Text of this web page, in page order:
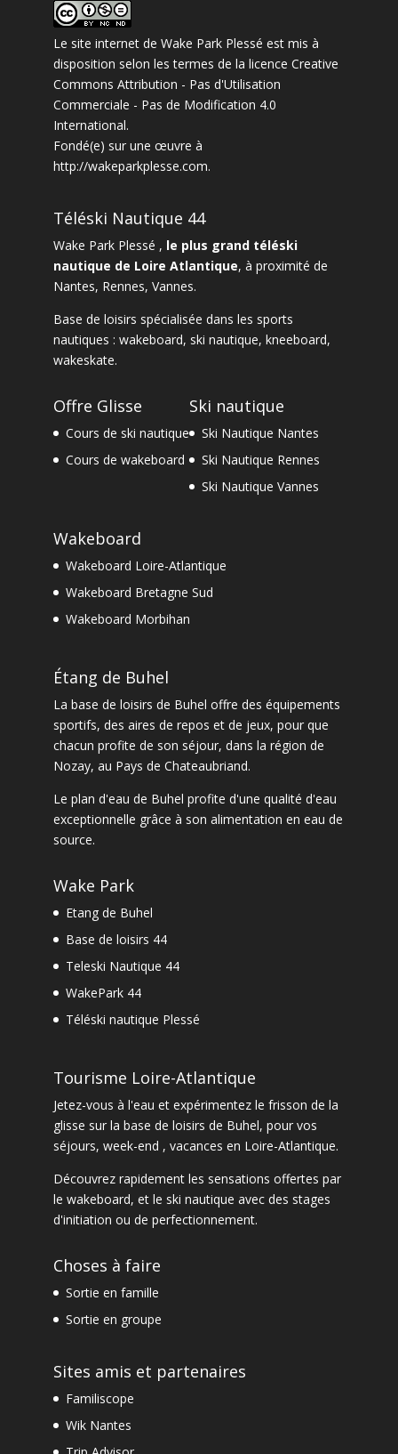
Le site internetde Wake Park Plessé est mis à
disposition selon les termes de la licence Creative
Commons Attribution - Pas d'Utilisation
Commerciale - Pas de Modification 4.0
International.
Fondé(e) sur une œuvre à
http://wakeparkplesse.com.
Téléski Nautique 44
Wake Park Plessé , le plus grand téléski
nautique de Loire Atlantique, à proximité de
Nantes, Rennes, Vannes.
Base de loisirs spécialisée dans les sports
nautiques : wakeboard, ski nautique, kneeboard,
wakeskate.
Offre Glisse
Cours de ski nautique
Cours de wakeboard
Ski nautique
Ski Nautique Nantes
Ski Nautique Rennes
Ski Nautique Vannes
Wakeboard
Wakeboard Loire-Atlantique
Wakeboard Bretagne Sud
Wakeboard Morbihan
Étang de Buhel
La base de loisirs de Buhel offre des équipements
sportifs, des aires de repos et de jeux, pour que
chacun profite de son séjour, dans la région de
Nozay, au Pays de Chateaubriand.
Le plan d'eau de Buhel profite d'une qualité d'eau
exceptionnelle grâce à son alimentation en eau de
source.
Wake Park
Etang de Buhel
Base de loisirs 44
Teleski Nautique 44
WakePark 44
Téléski nautique Plessé
Tourisme Loire-Atlantique
Jetez-vous à l'eau et expérimentez le frisson de la
glisse sur la base de loisirs de Buhel, pour vos
séjours, week-end , vacances en Loire-Atlantique.
Découvrez rapidement les sensations offertes par
le wakeboard, et le ski nautique avec des stages
d'initiation ou de perfectionnement.
Choses à faire
Sortie en famille
Sortie en groupe
Sites amis et partenaires
Familiscope
Wik Nantes